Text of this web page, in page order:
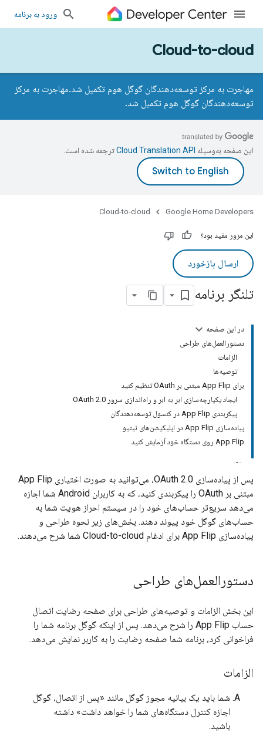
ورود به برنامه
Cloud-to-cloud
مهاجرت به مرکز توسعه‌دهندگان گوگل هوم تکمیل شد.مهاجرت به مرکز
توسعه‌دهندگان گوگل هوم تکمیل شد.
این صفحه به‌وسیله ترجمه شده است.
Google Home Developers
Cloud-to-cloud
این مرور مفید بود؟
ارسال بازخورد
تلنگر برنامه
در این صفحه
دستورالعمل‌های طراحی
الزامات
توصیه‌ها
برای App Flip مبتنی بر OAuth تنظیم کنید
ایجاد یکپارچه‌سازی ابر به ابر و راه‌اندازی سرور OAuth 2.0
پیکربندی App Flip در کنسول توسعه‌دهندگان
پیاده‌سازی App Flip در اپلیکیشن‌های نیتیو
App Flip روی دستگاه خود آزمایش کنید
پس از پیاده‌سازی OAuth 2.0، می‌توانید به صورت اختیاری
App Flip
مبتنی بر OAuth را پیکربندی کنید، که به کاربران
Android شما اجازه
می‌دهد سریع‌تر حساب‌های خود را در سیستم احراز هویت شما به
حساب‌های گوگل خود پیوند دهند. بخش‌های زیر نحوه طراحی و
پیاده‌سازی App Flip برای ادغام Cloud-to-cloud شما شرح می‌دهند.
دستورالعمل‌های طراحی
این بخش الزامات و توصیه‌های طراحی برای صفحه رضایت اتصال
حساب App Flip را شرح می‌دهد. پس از اینکه گوگل برنامه شما را
فراخوانی کرد، برنامه شما صفحه رضایت را به کاربر نمایش می‌دهد.
الزامات
شما باید یک بیانیه مجوز گوگل مانند «پس از اتصال، گوگل
اجازه کنترل دستگاه‌های شما را خواهد داشت» داشته
باشید.